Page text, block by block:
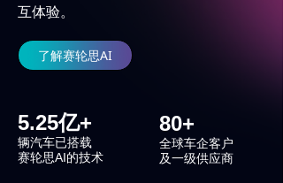
互体验。
5.25亿+
辆汽车已搭载
赛轮思AI的技术
80+
全球车企客户
及一级供应商
了解赛轮思AI